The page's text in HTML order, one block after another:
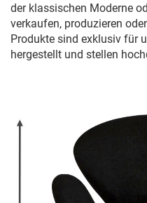
der klassischen Moderne
verkaufen, produzieren
Produkte sind exklusiv für
hergestellt und stellen